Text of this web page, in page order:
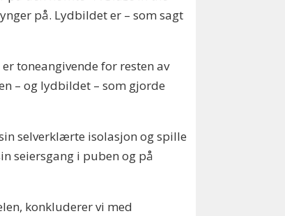
på. Lydbildet er – som sagt
toneangivende for resten av
– og lydbildet – som gjorde
selverklærte isolasjon og spille
seiersgang i puben og på
konkluderer vi med